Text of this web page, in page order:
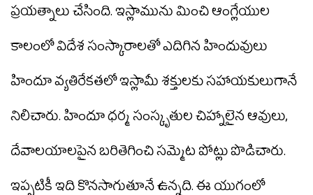
ప్రయత్నాలు చేసింది. ఇస్లామును మించి ఆంగ్లేయుల
కాలంలో విదేశ సంస్కారాలతో ఎదిగిన హిందువులు
హిందూ వ్యతిరేకతలో ఇస్లామీ శక్తులకు సహాయకులుగానే
నిలిచారు. హిందూ ధర్మ సంస్కృతుల చిహ్నాలైన ఆవులు,
దేవాలయాలపైన బరితెగించి సమ్మెట పోట్లు పొడిచారు.